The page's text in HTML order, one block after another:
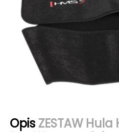
Opis ZESTAW